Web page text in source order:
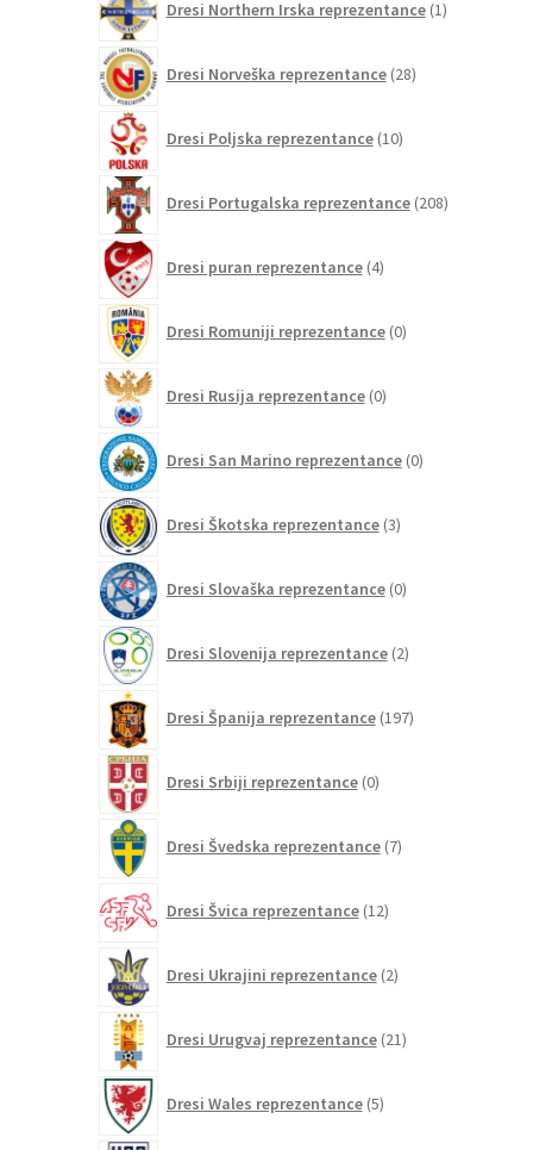
Dresi Northern Irska reprezentance 1izdelek
Dresi Norveška reprezentance 28izdelkov
Dresi Poljska reprezentance 10izdelkov
Dresi Portugalska reprezentance 208izdelkov
Dresi puran reprezentance 4izdelki
Dresi Romuniji reprezentance 0izdelkov
Dresi Rusija reprezentance 0izdelkov
Dresi San Marino reprezentance 0izdelkov
Dresi Škotska reprezentance 3izdelki
Dresi Slovaška reprezentance 0izdelkov
Dresi Slovenija reprezentance 2izdelka
Dresi Španija reprezentance 197izdelkov
Dresi Srbiji reprezentance 0izdelkov
Dresi Švedska reprezentance 7izdelkov
Dresi Švica reprezentance 12izdelkov
Dresi Ukrajini reprezentance 2izdelka
Dresi Urugvaj reprezentance 21izdelkov
Dresi Wales reprezentance 5izdelkov